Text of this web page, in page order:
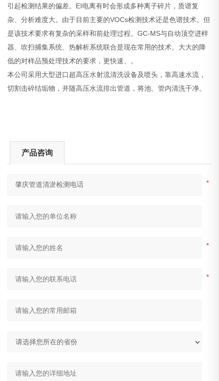
引起检测结果的偏差。EI电离有时会形成多种离子碎片，质谱复
杂、分析难度大。由于目前主要的VOCs检测技术还是色谱技术。但
是该技术要求有复杂的采样和前处理过程。GC-MS与自动顶空进样
器、吹扫捕集系统、热解析系统联合是现在常用的技术。大大的降
低的对样品预处理技术的要求，更快速、。
本公司采用大型进口超高压水射流清洗设备及喷头，靠高速水流，
切割击碎结垢物，并随高压水流排出管道，将池、管内清洗干净。
产品咨询